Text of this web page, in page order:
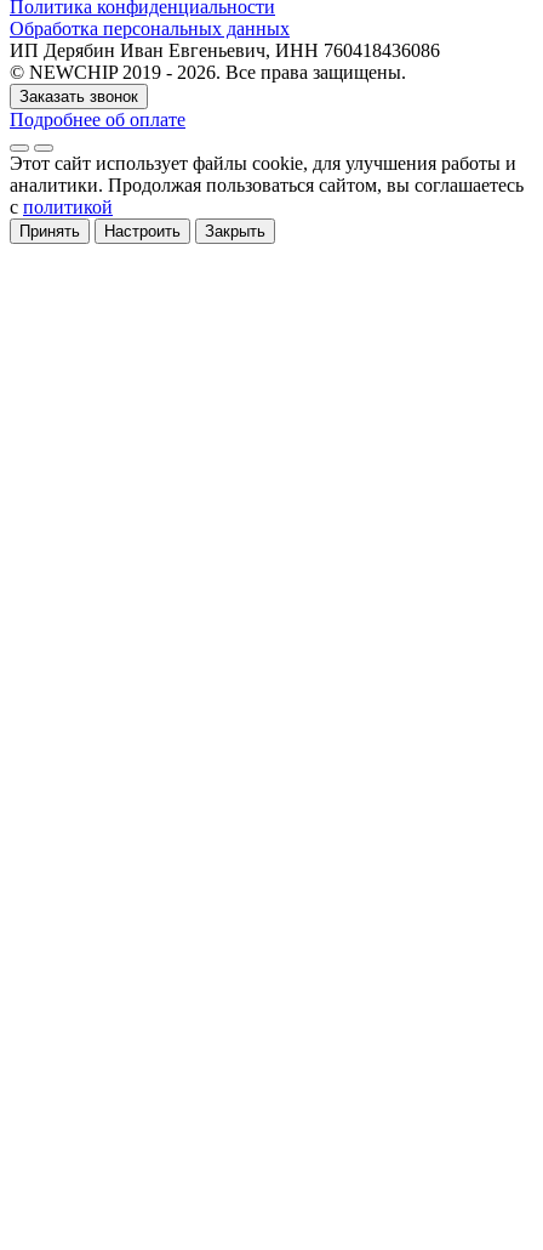
Политика конфиденциальности
Обработка персональных данных
ИП Дерябин Иван Евгеньевич, ИНН 760418436086
© NEWCHIP 2019 - 2026. Все права защищены.
Заказать звонок
Подробнее об оплате
Этот сайт использует файлы cookie, для улучшения работы и
аналитики. Продолжая пользоваться сайтом, вы соглашаетесь
с политикой
Принять Настроить Закрыть